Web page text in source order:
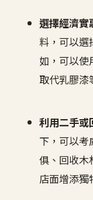
選擇經濟實
料，可以選
如，可以使
取代乳膠漆
利用二手或
下，可以考
俱、回收木
店面增添獨